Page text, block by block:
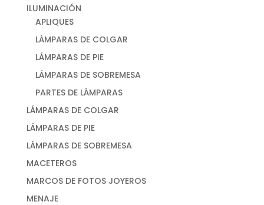
ILUMINACIÓN
APLIQUES
LÁMPARAS DE COLGAR
LÁMPARAS DE PIE
LÁMPARAS DE SOBREMESA
PARTES DE LÁMPARAS
LÁMPARAS DE COLGAR
LÁMPARAS DE PIE
LÁMPARAS DE SOBREMESA
MACETEROS
MARCOS DE FOTOS JOYEROS
MENAJE